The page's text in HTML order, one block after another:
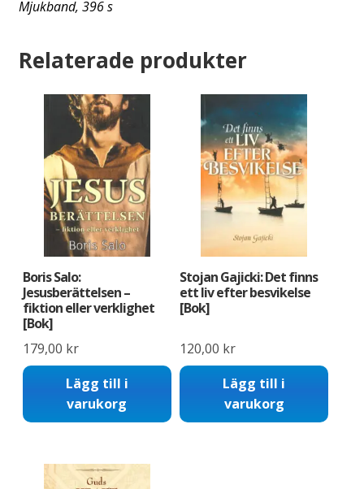
Mjukband, 396 s
Relaterade produkter
Boris Salo:
Jesusberättelsen –
fiktion eller verklighet
[Bok]
179,00 kr
Lägg till i
varukorg
Stojan Gajicki: Det finns
ett liv efter besvikelse
[Bok]
120,00 kr
Lägg till i
varukorg